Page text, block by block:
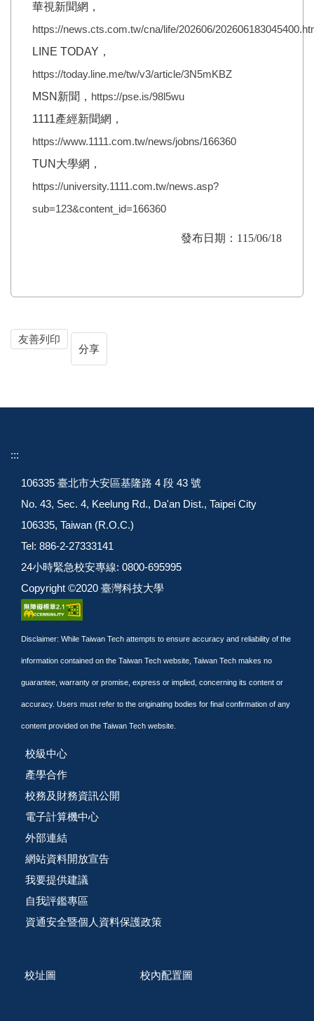
華視新聞網，
https://news.cts.com.tw/cna/life/202606/
LINE TODAY，
https://today.line.me/tw/v3/article/3N5mKBZ
MSN新聞， https://pse.is/98l5wu
1111產經新聞網，
https://www.1111.com.tw/news/jobns/166360
TUN大學網，
https://university.1111.com.tw/news.asp?
sub=123&content_id=166360
發布日期：115/06/18
友善列印
分享
:::
106335 臺北市大安區基隆路 4 段 43 號
No. 43, Sec. 4, Keelung Rd., Da'an Dist., Taipei City
106335, Taiwan (R.O.C.)
Tel: 886-2-27333141
24小時緊急校安專線: 0800-695995
Copyright ©2020 臺灣科技大學
Disclaimer: While Taiwan Tech attempts to ensure accuracy and reliability of the
information contained on the Taiwan Tech website, Taiwan Tech makes no
guarantee, warranty or promise, express or implied, concerning its content or
accuracy. Users must refer to the originating bodies for final confirmation of any
content provided on the Taiwan Tech website.
校級中心
產學合作
校務及財務資訊公開
電子計算機中心
外部連結
網站資料開放宣告
我要提供建議
自我評鑑專區
資通安全暨個人資料保護政策
校址圖 校內配置圖